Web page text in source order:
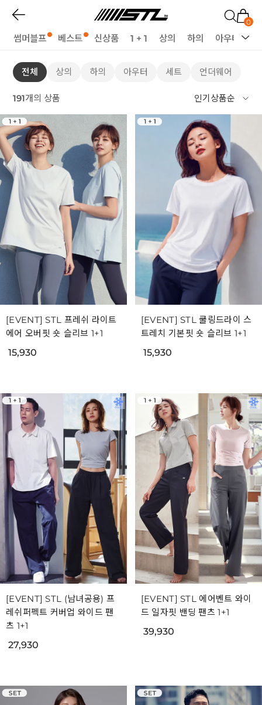
0
썸머블프 베스트 신상품 1 + 1 상의 하의 아우터
전체 상의 하의 아우터 세트 언더웨어
191개의 상품
[EVENT] STL 프레쉬 라이트
에어 오버핏 숏 슬리브 1+1
15,930
[EVENT] STL 쿨링드라이 스
트레치 기본핏 숏 슬리브 1+1
15,930
[EVENT] STL (남녀공용) 프
레쉬퍼펙트 커버업 와이드 팬
츠 1+1
27,930
[EVENT] STL 에어벤트 와이
드 일자핏 밴딩 팬츠 1+1
39,930